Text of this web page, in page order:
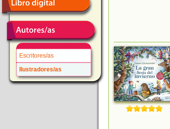
Escritores/as
Ilustradores/as